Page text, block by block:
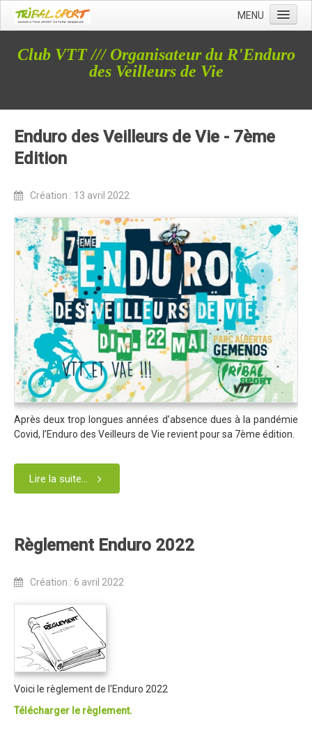
MENU
Qui sommes nous ?
Le Team Tribal
La Newsletter Tribal
Gérer votre abonnement
Dans la presse
Le Club VTT
Blog du Club
Présentation
Trips Enduro
Stages Perfectionnement
Séminaires Entreprises
S'inscrire aux Cours...
S'inscrire aux Stages / Sorties...
Contacter le Club
Partenaires 2025
Affiche 2025
Règlement 2025
Programme 2025
Plans des parcours 2025
Club VTT /// Organisateur du R'Enduro
des Veilleurs de Vie
Enduro des Veilleurs de Vie - 7ème
Edition
Création : 13 avril 2022
Après deux trop longues années d’absence dues à la pandémie
Covid, l’Enduro des Veilleurs de Vie revient pour sa 7ème édition.
Lire la suite...
Règlement Enduro 2022
Création : 6 avril 2022
Voici le règlement de l'Enduro 2022
Télécharger le règlement.